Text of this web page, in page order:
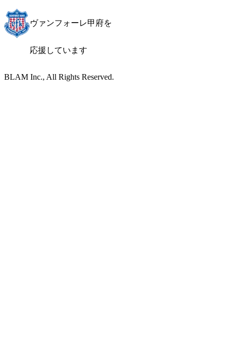
ヴァンフォーレ甲府を
応援しています
BLAM Inc., All Rights Reserved.